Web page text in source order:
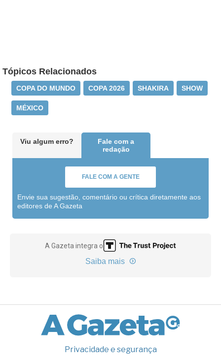
Tópicos Relacionados
COPA DO MUNDO COPA 2026 SHAKIRA SHOW
MÉXICO
Viu algum erro?
Fale com a
redação
FALE COM A GENTE
Envie sua sugestão, comentário ou crítica diretamente aos
editores de A Gazeta
A Gazeta integra o
Saiba mais
Privacidade e segurança